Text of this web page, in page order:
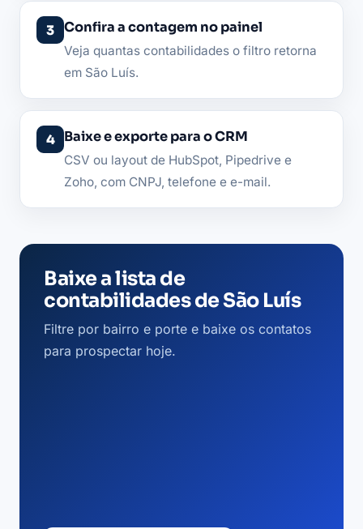
Confira a contagem no painel
Veja quantas contabilidades o filtro retorna
em São Luís.
Baixe e exporte para o CRM
CSV ou layout de HubSpot, Pipedrive e
Zoho, com CNPJ, telefone e e-mail.
Baixe a lista de
contabilidades de São Luís
Filtre por bairro e porte e baixe os contatos
para prospectar hoje.